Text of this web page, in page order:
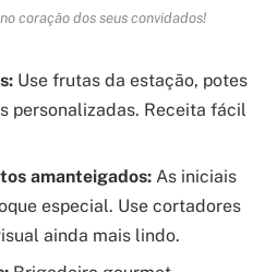
coração dos seus convidados!
Use frutas da estação, potes
personalizadas. Receita fácil
amanteigados: As iniciais
especial. Use cortadores
ainda mais lindo.